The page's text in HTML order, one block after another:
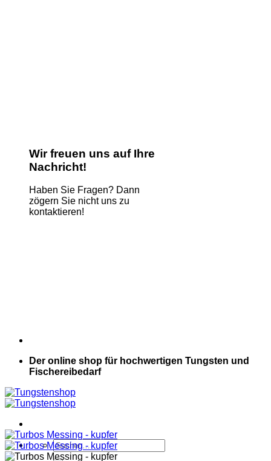
Wir freuen uns auf Ihre
Nachricht!
Haben Sie Fragen? Dann
zögern Sie nicht uns zu
kontaktieren!
Der online shop für hochwertigen Tungsten und
Fischereibedarf
Suche
nach: